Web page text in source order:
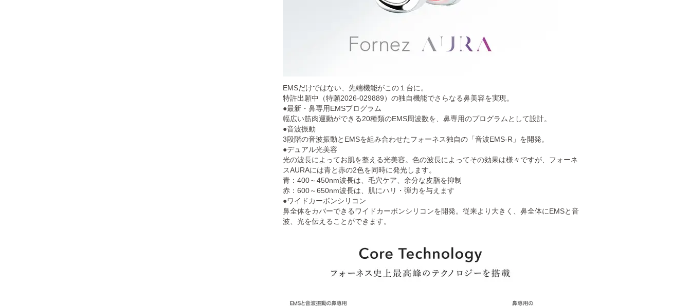
EMSだけではない、先端機能がこの１台に。
特許出願中（特願2026-029889）の独自機能でさらなる鼻美容を実現。
●最新・鼻専用EMSプログラム
幅広い筋肉運動ができる20種類のEMS周波数を、鼻専用のプログラムとして設計。
●音波振動
3段階の音波振動とEMSを組み合わせたフォーネス独自の「音波EMS-R」を開発。
●デュアル光美容
光の波長によってお肌を整える光美容。色の波長によってその効果は様々ですが、フォーネ
スAURAには青と赤の2色を同時に発光します。
青：400～450nm波長は、毛穴ケア、余分な皮脂を抑制
赤：600～650nm波長は、肌にハリ・弾力を与えます
●ワイドカーボンシリコン
鼻全体をカバーできるワイドカーボンシリコンを開発。従来より大きく、鼻全体にEMSと音
波、光を伝えることができます。